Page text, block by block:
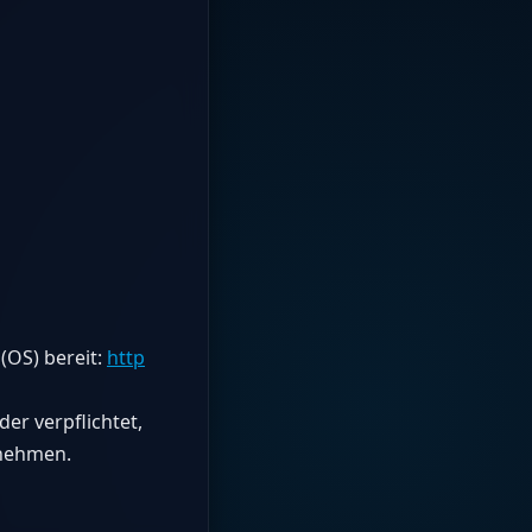
bereit: http
verpflichtet,